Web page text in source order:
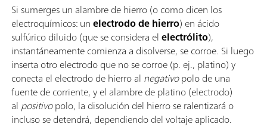
Si sumerges un alambre de hierro (o como dicen los
electroquímicos: unelectrodo de hierro) en ácido
sulfúrico diluido (que se considera elelectrólito),
instantáneamente comienza a disolverse, se corroe. Si luego
inserta otro electrodo que no se corroe (p. ej., platino) y
conecta el electrodo de hierro al negativopolo de una
fuente de corriente, y el alambre de platino (electrodo)
al positivopolo, la disolución del hierro se ralentizará o
incluso se detendrá, dependiendo del voltaje aplicado.